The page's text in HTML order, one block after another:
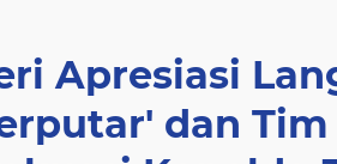
Apresiasi
dan